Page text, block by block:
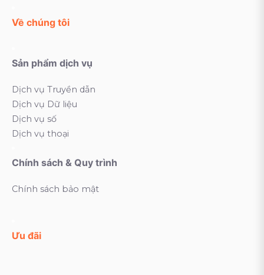
Về chúng tôi
Sản phẩm dịch vụ
Dịch vụ Truyền dẫn
Dịch vụ Dữ liệu
Dịch vụ số
Dịch vụ thoại
Chính sách & Quy trình
Chính sách bảo mật
Ưu đãi